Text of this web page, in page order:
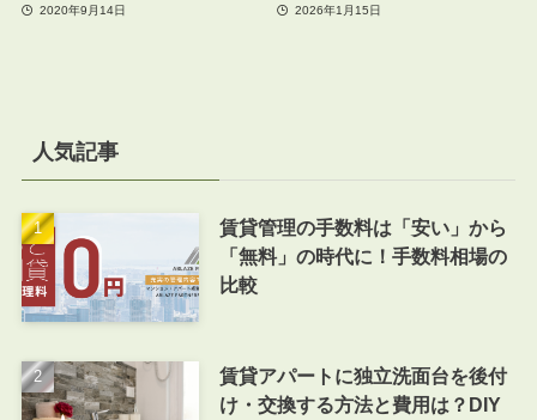
2020年9月14日 2026年1月15日
人気記事
賃貸管理の手数料は「安い」から
「無料」の時代に！手数料相場の
比較
賃貸アパートに独立洗面台を後付
け・交換する方法と費用は？DIY